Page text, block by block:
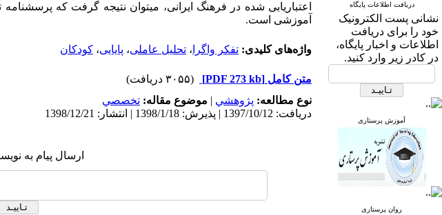
دریافت اطلاعات پایگاه
نشانی پست الکترونیک
خود را برای دریافت
اطلاعات و اخبار پایگاه،
در کادر زیر وارد کنید.
آموزش پرستاری
روان پرستاری
اعتباریابی­ شده در فرهنگ ایرانی، می­توان نتیجه گرفت که
آموزشی است.
واژه‌های کلیدی: تفکر واگرا ، تحلیل عاملی، پایایی، کودکان
متن کامل [PDF 273 kb]
(۳۰۵۵ دریافت)
نوع مطالعه: پژوهشي | موضوع مقاله: تخصصي
دریافت: 1397/10/12 | پذیرش: 1398/1/18 | انتشار: 1398/12/21
ارسال پیام به